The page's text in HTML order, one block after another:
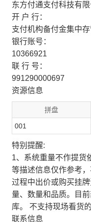
东方付通支付科技有限
开 户 行：
支付机构备付金集中
银行账号：
10366921
联 行 号：
991290000697
资源信息
拼盘
001
特别提醒:
1、系统重量不作提货
等描述信息仅作参考
过程中出价或购买挂
量、数量和品质。目
库。 不支持现场看货
联系信息